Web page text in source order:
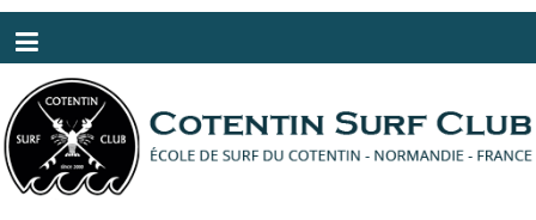
Panneau de gestion des cookies